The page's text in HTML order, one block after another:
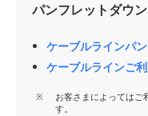
パンフレットダウ
ケーブルラインパ
ケーブルラインご
お客さまによってはご
す。